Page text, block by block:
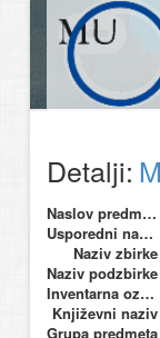
Detalji:
Naslov predmeta
Usporedni naziv
Naziv zbirke
Naziv podzbirke
Inventarna oznaka
Književni naziv
Grupa predmeta